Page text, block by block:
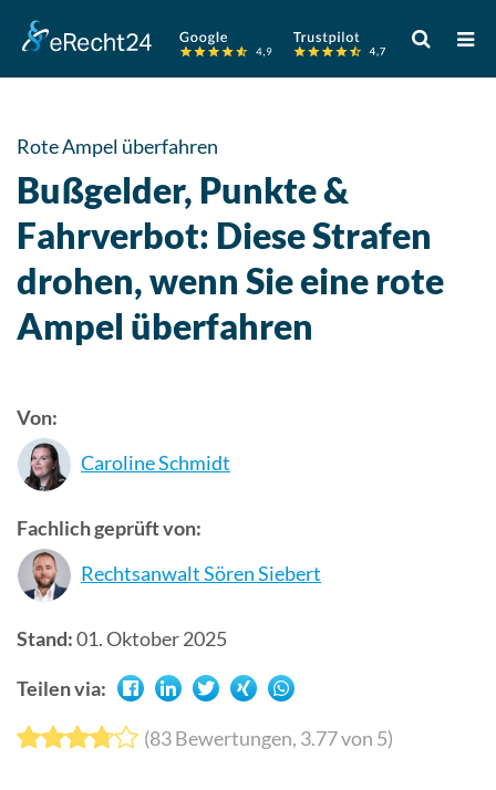
Verwende
die
Pfeile
das
verfügbare
Ergebnis
Rote Ampel überfahren
Bußgelder, Punkte &
Fahrverbot: Diese Strafen
drohen, wenn Sie eine rote
Ampel überfahren
Von:
Caroline Schmidt
Fachlich geprüft von:
Rechtsanwalt Sören Siebert
Stand:01. Oktober 2025
Teilen via:
(83Bewertungen, 3.77von 5)